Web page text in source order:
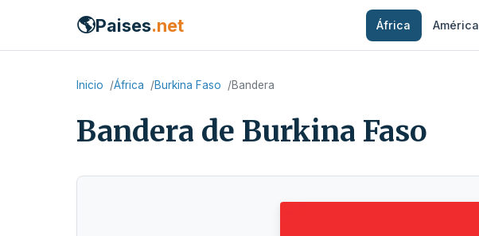
🌎Paises.net África América
Inicio África Burkina Faso Bandera
Bandera de Burkina Faso